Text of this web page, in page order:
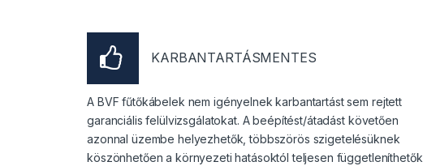
KARBANTARTÁSMENTES
A BVF fűtőkábelek nem igényelnek karbantartást sem rejtett
garanciális felülvizsgálatokat. A beépítést/átadást követően
azonnal üzembe helyezhetők, többszörös szigetelésüknek
köszönhetően a környezeti hatásoktól teljesen függetleníthetők